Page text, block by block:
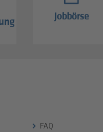
Jobbörse
FAQ